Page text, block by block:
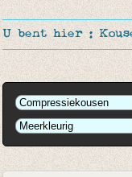
U bent hier :